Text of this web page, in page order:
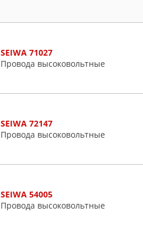
SEIWA 71027
Провода высоковольтные
SEIWA 72147
Провода высоковольтные
SEIWA 54005
Провода высоковольтные